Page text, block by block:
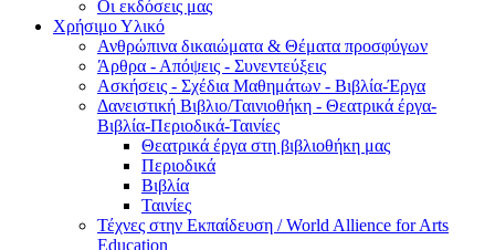
Οι εκδόσεις μας
Χρήσιμο Υλικό
Ανθρώπινα δικαιώματα & Θέματα προσφύγων
Άρθρα - Απόψεις - Συνεντεύξεις
Ασκήσεις - Σχέδια Μαθημάτων - Βιβλία-Έργα
Δανειστική Βιβλιο/Ταινιοθήκη - Θεατρικά έργα-
Βιβλία-Περιοδικά-Ταινίες
Θεατρικά έργα στη βιβλιοθήκη μας
Περιοδικά
Βιβλία
Ταινίες
Τέχνες στην Εκπαίδευση / World Allience for Arts
Education